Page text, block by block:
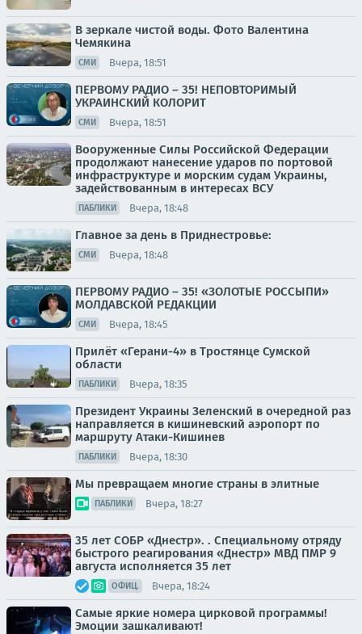
В зеркале чистой воды. Фото Валентина
Чемякина
СМИ Вчера, 18:51
ПЕРВОМУ РАДИО – 35! НЕПОВТОРИМЫЙ
УКРАИНСКИЙ КОЛОРИТ
СМИ Вчера, 18:51
Вооруженные Силы Российской Федерации
продолжают нанесение ударов по портовой
инфраструктуре и морским судам Украины,
задействованным в интересах ВСУ
ПАБЛИКИ Вчера, 18:48
Главное за день в Приднестровье:
СМИ Вчера, 18:48
ПЕРВОМУ РАДИО – 35! «ЗОЛОТЫЕ РОССЫПИ»
МОЛДАВСКОЙ РЕДАКЦИИ
СМИ Вчера, 18:45
Прилёт «Герани-4» в Тростянце Сумской
области
ПАБЛИКИ Вчера, 18:35
Президент Украины Зеленский в очередной раз
направляется в кишиневский аэропорт по
маршруту Атаки-Кишинев
ПАБЛИКИ Вчера, 18:30
Мы превращаем многие страны в элитные
ПАБЛИКИ Вчера, 18:27
35 лет СОБР «Днестр». . Специальному отряду
быстрого реагирования «Днестр» МВД ПМР 9
августа исполняется 35 лет
ОФИЦ. Вчера, 18:24
Самые яркие номера цирковой программы!
Эмоции зашкаливают!